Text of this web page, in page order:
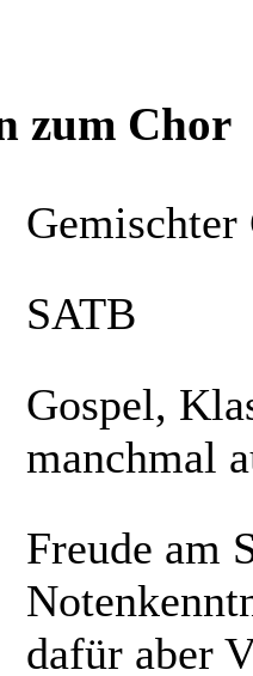
zum Chor
Gemischter
SATB
Gospel,
manchmal
Freude am
dafür aber